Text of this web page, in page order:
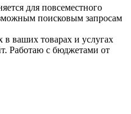
для повсеместного
поисковым запросам
в ваших товарах и услугах
Работаю с бюджетами от